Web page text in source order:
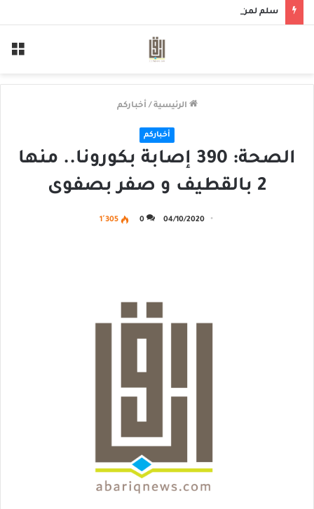
سلم لمن سالمكم
الرئيسية / أخباركم
أخباركم
الصحة: 390 إصابة بكورونا.. منها
2 بالقطيف و صفر بصفوى
04/10/2020
0 1٬305